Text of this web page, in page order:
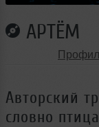
АРТЁМ
Авторский
словно